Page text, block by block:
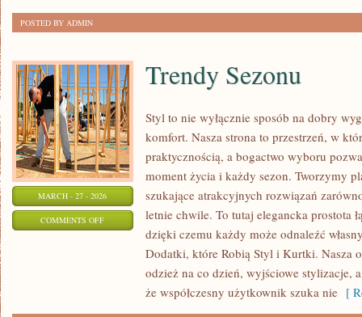
POSTED BY ADMIN
MARCH - 27 - 2026
COMMENTS OFFON
Trendy Sezonu
Styl to nie wyłącznie sposób na dobry
komfort. Nasza strona to przestrzeń, w
praktycznością, a bogactwo wyboru
moment życia i każdy sezon. Tworzymy
szukające atrakcyjnych rozwiązań
letnie chwile. To tutaj elegancka prostota
dzięki czemu każdy może odnaleźć
Dodatki, które Robią Styl i Kurtki. Nasza
odzież na co dzień, wyjściowe stylizacje,
że współczesny użytkownik szuka nie [